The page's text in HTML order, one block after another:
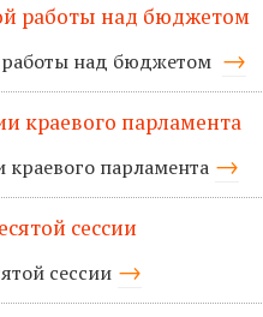
работы над бюджетом
над бюджетом
краевого парламента
краевого парламента
сессии
сессии